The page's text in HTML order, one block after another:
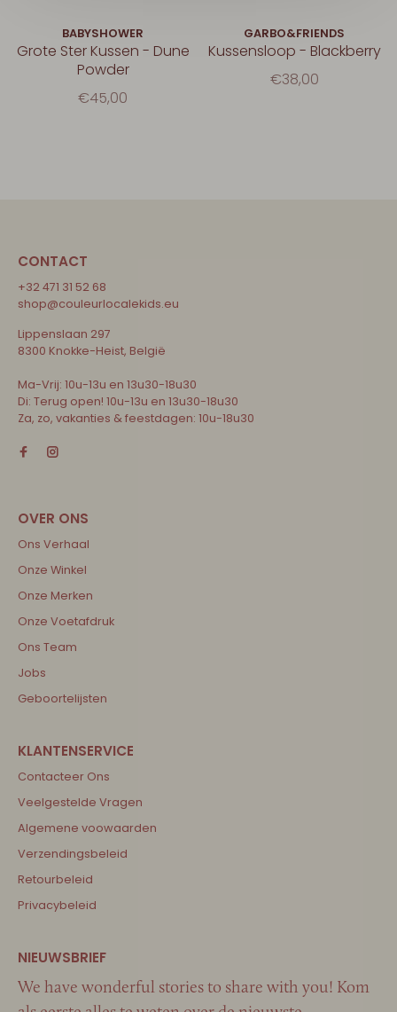
BABYSHOWER
Grote Ster Kussen - Dune
Powder
€45,00
GARBO&FRIENDS
Kussensloop - Blackberry
€38,00
CONTACT
+32 471 31 52 68
shop@couleurlocalekids.eu
Lippenslaan 297
8300 Knokke-Heist, België
Ma-Vrij: 10u-13u en 13u30-18u30
Di: Terug open! 10u-13u en 13u30-18u30
Za, zo, vakanties & feestdagen: 10u-18u30
Ons Verhaal
Onze Winkel
Onze Merken
Onze Voetafdruk
Ons Team
Jobs
Geboortelijsten
Contacteer Ons
Veelgestelde Vragen
Algemene voowaarden
Verzendingsbeleid
Retourbeleid
Privacybeleid
We have wonderful stories to share with you! Kom